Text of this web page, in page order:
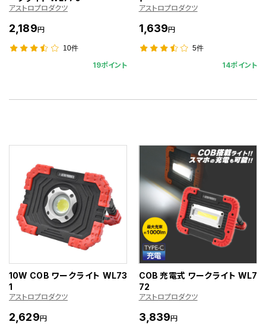
アストロプロダクツ
2,189円
10件
19ポイント
アストロプロダクツ
1,639円
5件
14ポイント
10W COB ワークライト WL73
1
アストロプロダクツ
2,629円
COB 充電式 ワークライト WL7
72
アストロプロダクツ
3,839円